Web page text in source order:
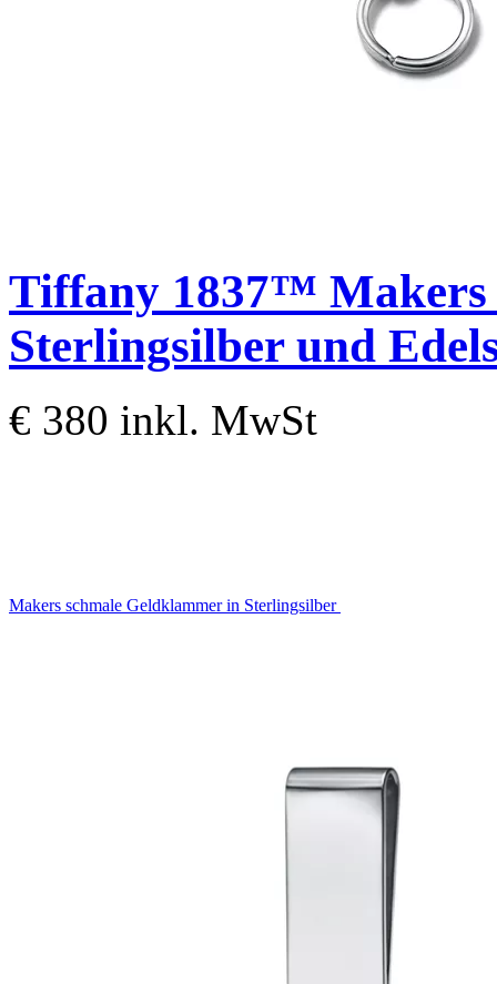
Tiffany 1837™ Makers
Sterlingsilber und
€ 380 inkl. MwSt
Makers schmale Geldklammer in Sterlingsilber